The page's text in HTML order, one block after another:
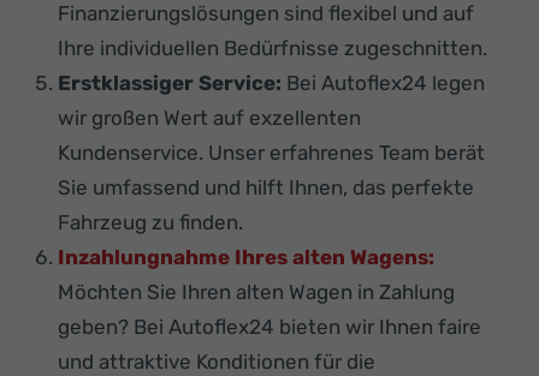
Finanzierungslösungen sind flexibel und auf
Ihre individuellen Bedürfnisse zugeschnitten.
Erstklassiger Service: Bei Autoflex24 legen
wir großen Wert auf exzellenten
Kundenservice. Unser erfahrenes Team berät
Sie umfassend und hilft Ihnen, das perfekte
Fahrzeug zu finden.
Inzahlungnahme Ihres alten Wagens:
Möchten Sie Ihren alten Wagen in Zahlung
geben? Bei Autoflex24 bieten wir Ihnen faire
und attraktive Konditionen für die